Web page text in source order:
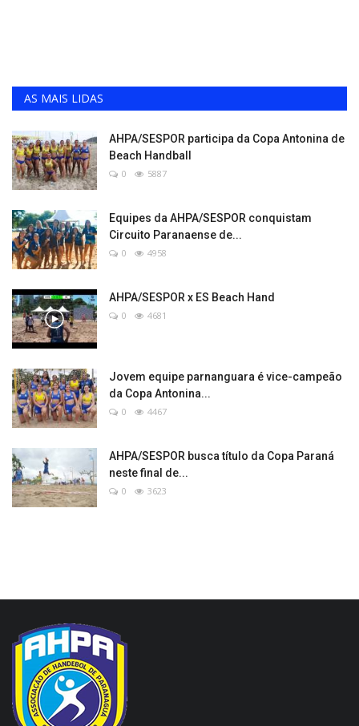
AS MAIS LIDAS
AHPA/SESPOR participa da Copa Antonina de
Beach Handball
0 5887
Equipes da AHPA/SESPOR conquistam
Circuito Paranaense de...
0 4958
AHPA/SESPOR x ES Beach Hand
0 4681
Jovem equipe parnanguara é vice-campeão
da Copa Antonina...
0 4467
AHPA/SESPOR busca título da Copa Paraná
neste final de...
0 3623